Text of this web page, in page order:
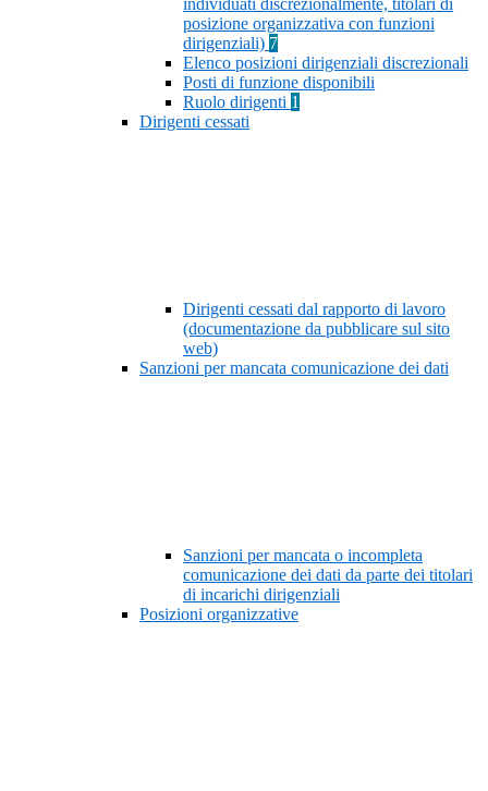
individuati discrezionalmente, titolari di
posizione organizzativa con funzioni
dirigenziali) 7
Elenco posizioni dirigenziali discrezionali
Posti di funzione disponibili
Ruolo dirigenti 1
Dirigenti cessati
Dirigenti cessati dal rapporto di lavoro
(documentazione da pubblicare sul sito
web)
Sanzioni per mancata comunicazione dei dati
Sanzioni per mancata o incompleta
comunicazione dei dati da parte dei titolari
di incarichi dirigenziali
Posizioni organizzative